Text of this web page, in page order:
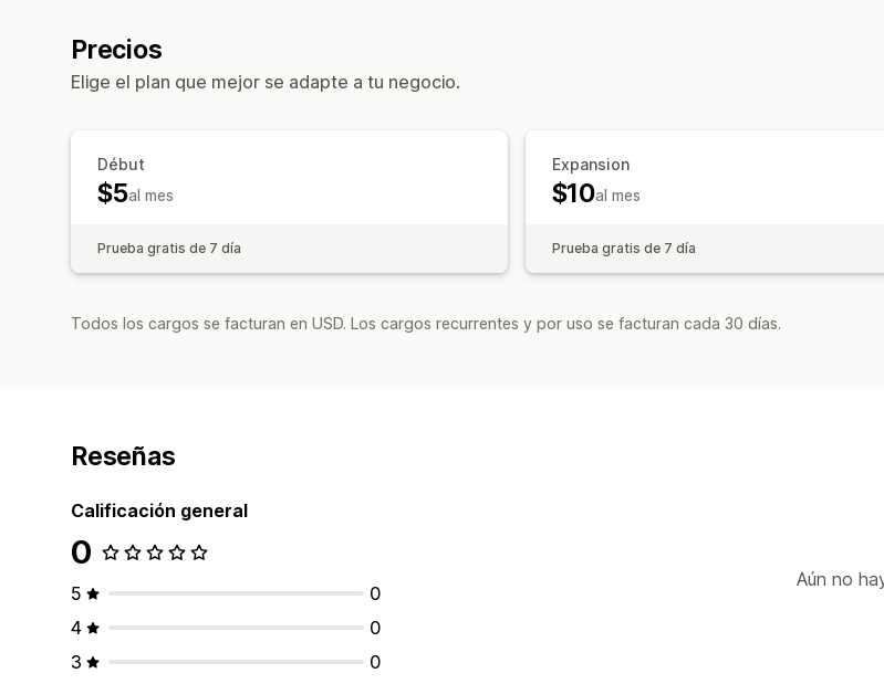
Precios
Elige el plan que mejor se adapte a tu negocio.
Début
$5al mes
Prueba gratis de 7 día
Expansion
$10al mes
Prueba gratis de 7 día
Todos los cargos se facturan en USD. Los cargos recurrentes y por uso se facturan cada 30 días.
Reseñas
Calificación general
0
5
0
4
0
3
0
Aún no